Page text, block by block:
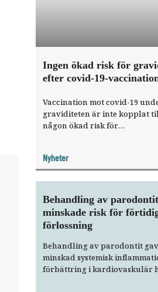
Ingen ökad risk för
efter covid-19-
Vaccination mot covid-19
graviditeten är inte kopplat
någon ökad risk för
forskare vid Karolinska
Sverige och
Norge som publicerats i den
ansedda tidskriften JAMA.
Nyheter
Behandling av parodontit
minskade risk för
förlossning
Behandling av parodontit gav
minskad systemisk
förbättring i kardiovaskulär